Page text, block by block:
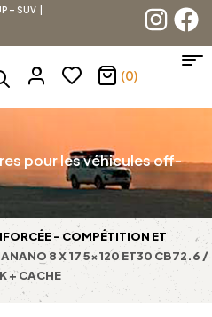
– SUV |
(0)
pour les véhicules off-
- COMPÉTITION ET
8 X 17 5×120 ET30 CB72.6 /
+ CACHE